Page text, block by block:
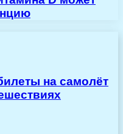
на самолёт